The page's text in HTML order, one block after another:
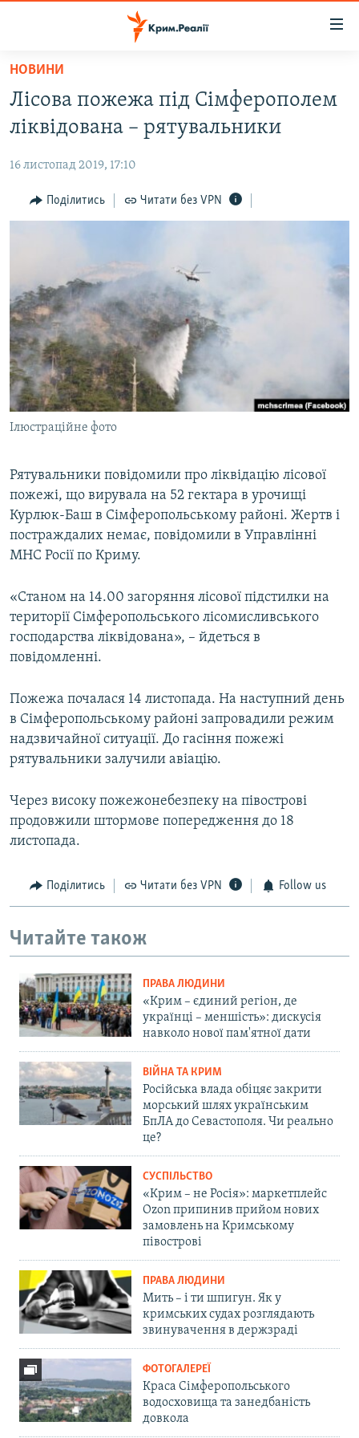
Перейти
основного
матеріалу
до
навігації
Перейти
ПОЛІТИКА
БЛОГИ
ВСЕ ЗА ДЕНЬ
СПЕЦПРОЕКТИ
ДЕПОРТАЦІЯ
ВІДЕОУРОКИ «ELIFBE»
СВІДЧЕННЯ ОКУПАЦІЇ
УКРАЇНСЬКА ПРОБЛЕМА КРИМУ
ЯК ОБІЙТИ БЛОКУВАННЯ
Русский
Qırımtatar
Усі сайти RFE/RL
НОВИНИ
Лісова пожежа під Сімферополем
ліквідована – рятувальники
16 листопад 2019, 17:10
Поділитись Читати без VPN
Ілюстраційне фото
Рятувальники повідомили про ліквідацію лісової
пожежі, що вирувала на 52 гектара в урочищі
Курлюк-Баш в Сімферопольському районі. Жертв і
постраждалих немає, повідомили в Управлінні
МНС Росії по Криму.
«Станом на 14.00 загоряння лісової підстилки на
території Сімферопольського лісомисливського
господарства ліквідована», – йдеться в
повідомленні.
Пожежа почалася 14 листопада. На наступний день
в Сімферопольському районі запровадили режим
надзвичайної ситуації. До гасіння пожежі
рятувальники залучили авіацію.
Через високу пожежонебезпеку на півострові
продовжили штормове попередження до 18
листопада.
Поділитись Читати без VPN Follow us
Читайте також
ПРАВА ЛЮДИНИ
«Крим – єдиний регіон, де
українці – меншість»: дискусія
навколо нової пам'ятної дати
ВІЙНА ТА КРИМ
Російська влада обіцяє закрити
морський шлях українським
БпЛА до Севастополя. Чи реально
це?
СУСПІЛЬСТВО
«Крим – не Росія»: маркетплейс
Ozon припинив прийом нових
замовлень на Кримському
півострові
ПРАВА ЛЮДИНИ
Мить – і ти шпигун. Як у
кримських судах розглядають
звинувачення в держзраді
ФОТОГАЛЕРЕЇ
Краса Сімферопольського
водосховища та занедбаність
довкола